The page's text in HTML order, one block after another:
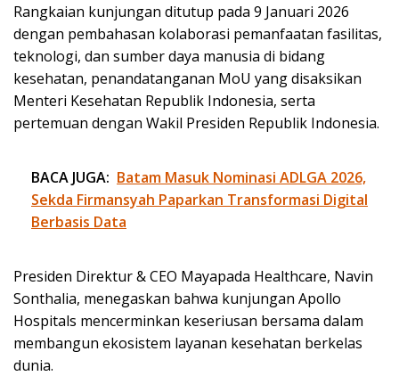
Rangkaian kunjungan ditutup pada 9 Januari 2026
dengan pembahasan kolaborasi pemanfaatan fasilitas,
teknologi, dan sumber daya manusia di bidang
kesehatan, penandatanganan MoU yang disaksikan
Menteri Kesehatan Republik Indonesia, serta
pertemuan dengan Wakil Presiden Republik Indonesia.
BACA JUGA: Batam Masuk Nominasi ADLGA 2026,
Sekda Firmansyah Paparkan Transformasi Digital
Berbasis Data
Presiden Direktur & CEO Mayapada Healthcare, Navin
Sonthalia, menegaskan bahwa kunjungan Apollo
Hospitals mencerminkan keseriusan bersama dalam
membangun ekosistem layanan kesehatan berkelas
dunia.